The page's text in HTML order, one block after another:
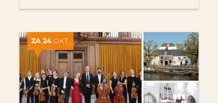
ZA 24 OKT.